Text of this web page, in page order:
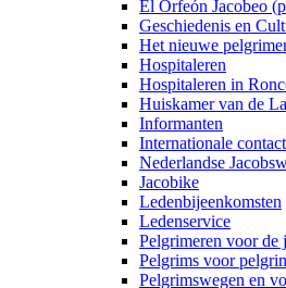
El Orfeón Jacobeo
Geschiedenis en
Het nieuwe
Hospitaleren
Hospitaleren in
Huiskamer van de
Informanten
Internationale
Nederlandse
Jacobike
Ledenbijeenkomsten
Ledenservice
Pelgrimeren voor de
Pelgrims voor
Pelgrimswegen en